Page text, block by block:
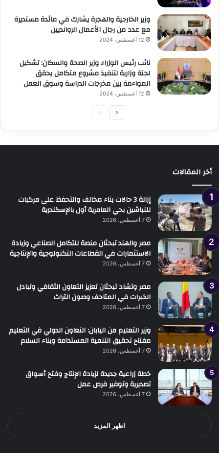
وزير الخارجية والهجرة يشارك في مائدة مستديرة
مع عدد من رجال الأعمال الروانديين
12 أغسطس، 2024
نائب رئيس الوزراء وزير الصحة والسكان: تشكيل
لجنة وزارية لتنفيذ مشروع متكامل يحقق
المواءمة بين مخرجات الدراسة وسوق العمل
12 أغسطس، 2024
الصفحةالصفحة
أخر المقالات
إزالة 3 حالات بناء مخالف والتحفظ على مركبات
للنباشين بحي العامرية أول بالإسكندرية
7 أغسطس، 2026
مصر والهند تبحثان منصة للتكامل الصناعي وزيادة
الاستثمارات في القطاعات التكنولوجية والإنتاجية
7 أغسطس، 2026
مصر وتشاد تبحثان تعزيز التعاون الثقافي وتبادل
الخبرات في المتاحف وصون التراث
7 أغسطس، 2026
وزير التعليم من اليابان: التعاون الدولي في التعليم
مفتاح تحقيق التنمية المستدامة وبناء السلام
7 أغسطس، 2026
خطة زراعية جديدة لزيادة الإنتاج وفتح أسواق
تصديرية وتوفير فرص عمل
7 أغسطس، 2026
اظهر المزيد